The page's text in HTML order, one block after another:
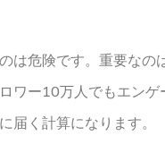
は危険です。重要な
ワー10万人でもエン
届く計算になります。